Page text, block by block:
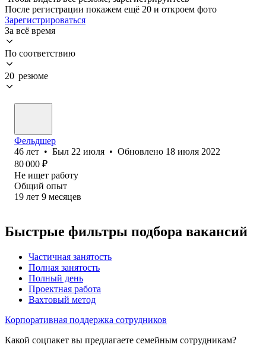
После регистрации покажем ещё 20 и откроем фото
Зарегистрироваться
За всё время
По соответствию
20 резюме
Фельдшер
46 лет • Был 22 июля • Обновлено 18 июля 2022
80 000 ₽
Не ищет работу
Общий опыт
19 лет 9 месяцев
Быстрые фильтры подбора вакансий
Частичная занятость
Полная занятость
Полный день
Проектная работа
Вахтовый метод
Корпоративная поддержка сотрудников
Какой соцпакет вы предлагаете семейным сотрудникам?